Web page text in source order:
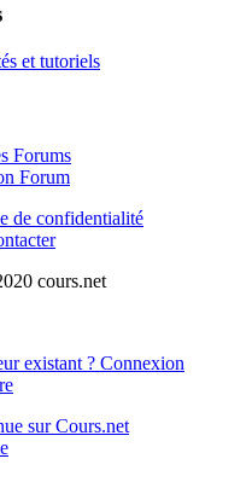
et tutoriels
Forums
Forum
de confidentialité
cours.net
existant ? Connexion
sur Cours.net